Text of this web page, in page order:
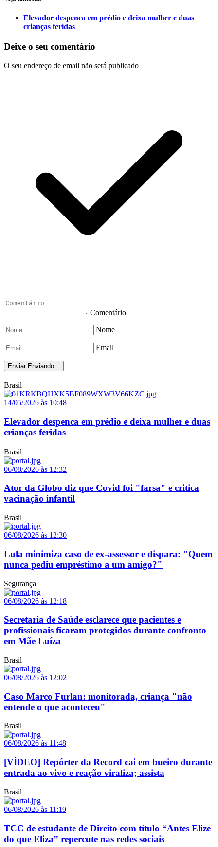
Elevador despenca em prédio e deixa mulher e duas
crianças feridas
Deixe o seu comentário
O seu endereço de email não será publicado
Comentário
Nome
Email
Enviar Enviando...
Brasil
14/05/2026 às 10:48
Elevador despenca em prédio e deixa mulher e duas
crianças feridas
Brasil
06/08/2026 às 12:32
Ator da Globo diz que Covid foi "farsa" e critica
vacinação infantil
Brasil
06/08/2026 às 12:30
Lula minimiza caso de ex-assessor e dispara: "Quem
nunca pediu empréstimo a um amigo?"
Segurança
06/08/2026 às 12:18
Secretaria de Saúde esclarece que pacientes e
profissionais ficaram protegidos durante confronto
em Mãe Luíza
Brasil
06/08/2026 às 12:02
Caso Marco Furlan: monitorada, criança "não
entende o que aconteceu"
Brasil
06/08/2026 às 11:48
[VÍDEO] Repórter da Record cai em bueiro durante
entrada ao vivo e reação viraliza; assista
Brasil
06/08/2026 às 11:19
TCC de estudante de Direito com título “Antes Elize
do que Eliza” repercute nas redes sociais